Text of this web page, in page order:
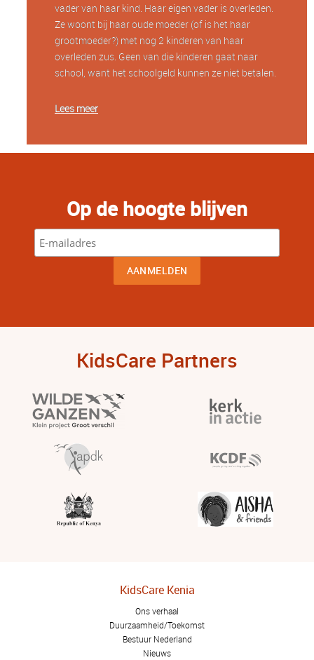
vader van haar kind. Haar eigen vader is overleden.
Ze woont bij haar oude moeder (of is het haar
grootmoeder?) met nog 2 kinderen van haar
overleden zus. Geen van die kinderen gaat naar
school, want het schoolgeld kunnen ze niet betalen.
Lees meer
Op de hoogte blijven
KidsCare Partners
KidsCare Kenia
Ons verhaal
Duurzaamheid/Toekomst
Bestuur Nederland
Nieuws